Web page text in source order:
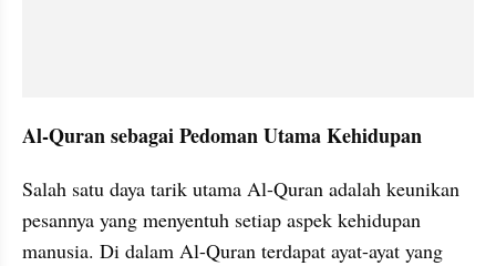
Al-Quran sebagai Pedoman Utama Kehidupan
Salah satu daya tarik utama Al-Quran adalah keunikan
pesannya yang menyentuh setiap aspek kehidupan
manusia. Di dalam Al-Quran terdapat ayat-ayat yang